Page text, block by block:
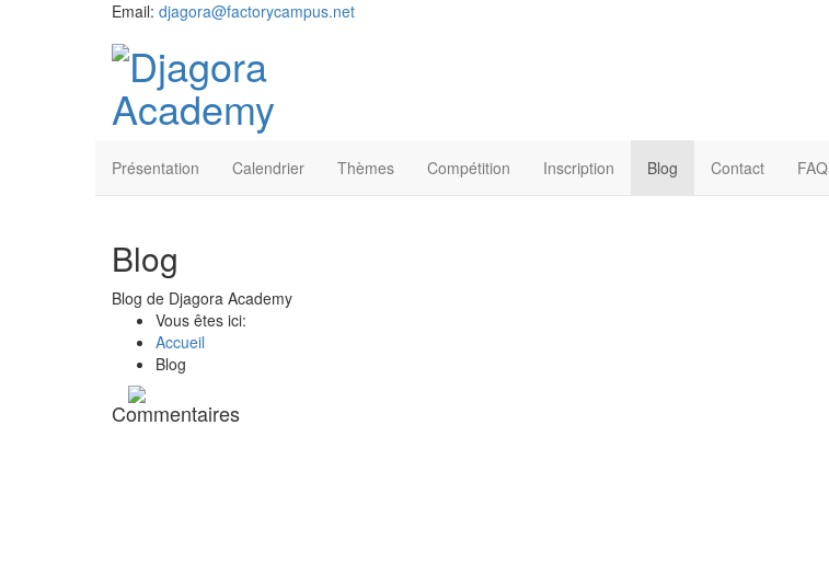
Email: djagora@factorycampus.net
Présentation Calendrier Thèmes Compétition Inscription Blog Contact FAQ
Blog
Blog de Djagora Academy
Vous êtes ici:
Accueil
Blog
Commentaires